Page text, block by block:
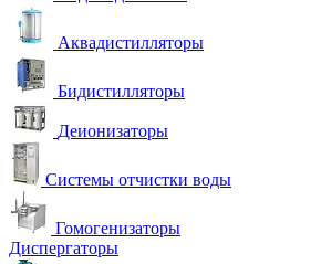
Аквадистилляторы
Бидистилляторы
Деионизаторы
Системы отчистки воды
Гомогенизаторы
Диспергаторы